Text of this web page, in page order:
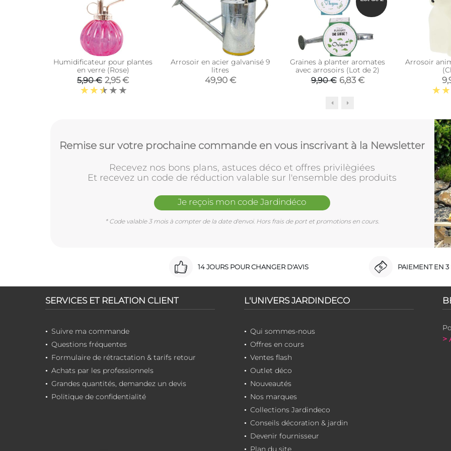
Humidificateur pour plantes
en verre (Rose)
5,90 € 2,95 €
Arrosoir en acier galvanisé 9
litres
49,90 €
Graines à planter aromates
avec arrosoirs (Lot de 2)
9,90 € 6,83 €
Arrosoir
Remise sur votre prochaine commande en vous inscrivant à la Newsletter
Recevez nos bons plans, astuces déco et offres privilègiées
Et recevez un code de réduction valable sur l'ensemble des produits
Je reçois mon code Jardindéco
* Code valable 3 mois à compter de la date d'envoi. Hors frais de port et promotions en cours.
14 JOURS POUR CHANGER D'AVIS PAIEMENT EN 3
SERVICES ET RELATION CLIENT
Suivre ma commande
Questions fréquentes
Formulaire de rétractation & tarifs retour
Achats par les professionnels
Grandes quantités, demandez un devis
Politique de confidentialité
L'UNIVERS JARDINDECO
Qui sommes-nous
Offres en cours
Ventes flash
Outlet déco
Nouveautés
Nos marques
Collections Jardindeco
Conseils décoration & jardin
Devenir fournisseur
Plan du site
>